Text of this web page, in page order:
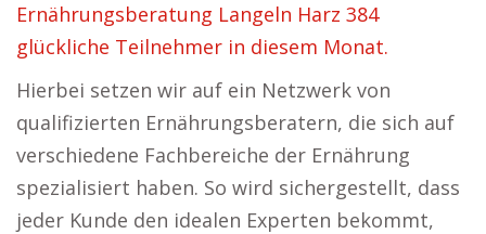
Ernährungsberatung Langeln Harz 384
glückliche Teilnehmer in diesem Monat.
Hierbei setzen wir auf ein Netzwerk von
qualifizierten Ernährungsberatern, die sich auf
verschiedene Fachbereiche der Ernährung
spezialisiert haben. So wird sichergestellt, dass
jeder Kunde den idealen Experten bekommt,